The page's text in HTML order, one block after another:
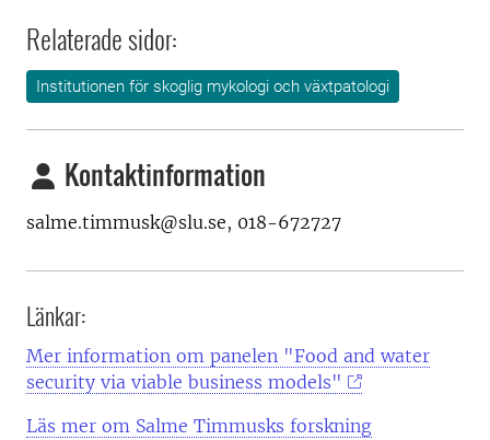
Relaterade sidor:
Institutionen för skoglig mykologi och växtpatologi
Kontaktinformation
salme.timmusk@slu.se, 018-672727
Länkar:
Mer information om panelen "Food and water
security via viable business models"
Läs mer om Salme Timmusks forskning